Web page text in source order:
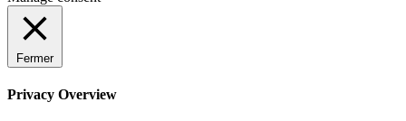
Fermer
Privacy Overview